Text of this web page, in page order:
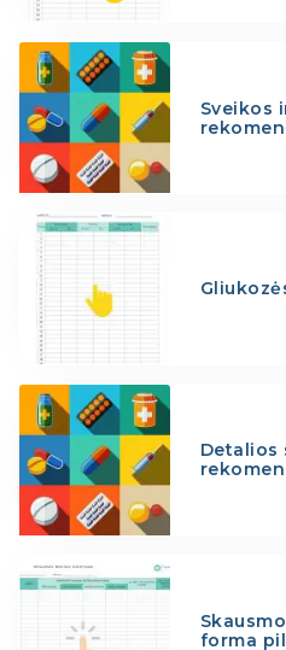
Sveikos
Detalios
forma